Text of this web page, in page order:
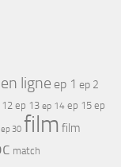
en ligne ep 1 ep 2
ep 13 ep 14 ep 15 ep
ep 30 film film
match